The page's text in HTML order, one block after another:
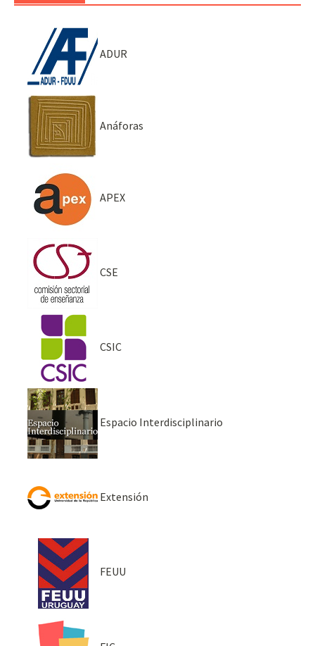
ADUR
Anáforas
APEX
CSE
CSIC
Espacio Interdisciplinario
Extensión
FEUU